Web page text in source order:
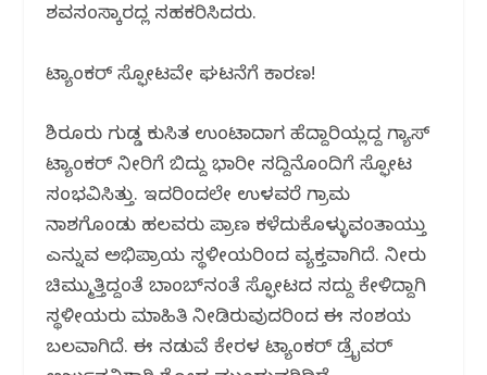
ಶವಸಂಸ್ಕಾರದಲ್ಲಿ ಸಹಕರಿಸಿದರು.
ಟ್ಯಾಂಕರ್ ಸ್ಫೋಟವೇ ಘಟನೆಗೆ ಕಾರಣ!
ಶಿರೂರು ಗುಡ್ಡ ಕುಸಿತ ಉಂಟಾದಾಗ ಹೆದ್ದಾರಿಯಲ್ಲಿದ್ದ ಗ್ಯಾಸ್
ಟ್ಯಾಂಕರ್ ನೀರಿಗೆ ಬಿದ್ದು ಭಾರೀ ಸದ್ದಿನೊಂದಿಗೆ ಸ್ಫೋಟ
ಸಂಭವಿಸಿತ್ತು. ಇದರಿಂದಲೇ ಉಳವರೆ ಗ್ರಾಮ
ನಾಶಗೊಂಡು ಹಲವರು ಪ್ರಾಣ ಕಳೆದುಕೊಳ್ಳುವಂತಾಯ್ತು
ಎನ್ನುವ ಅಭಿಪ್ರಾಯ ಸ್ಥಳೀಯರಿಂದ ವ್ಯಕ್ತವಾಗಿದೆ. ನೀರು‌
ಚಿಮ್ಮುತ್ತಿದ್ದಂತೆ ಬಾಂಬ್‌ನಂತೆ ಸ್ಫೋಟದ ಸದ್ದು ಕೇಳಿದ್ದಾಗಿ
ಸ್ಥಳೀಯರು ಮಾಹಿತಿ ನೀಡಿರುವುದರಿಂದ ಈ ಸಂಶಯ
ಬಲವಾಗಿದೆ. ಈ ನಡುವೆ ಕೇರಳ ಟ್ಯಾಂಕರ್ ಡ್ರೈವರ್